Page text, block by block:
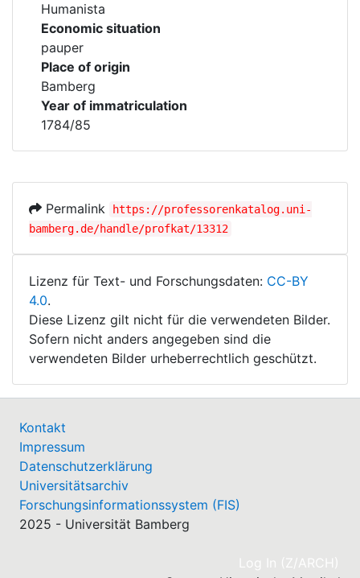
Humanista
Economic situation
pauper
Place of origin
Bamberg
Year of immatriculation
1784/85
Permalink
https://professorenkatalog.uni-
bamberg.de/handle/profkat/13312
Lizenz für Text- und Forschungsdaten: CC-BY
4.0.
Diese Lizenz gilt nicht für die verwendeten Bilder.
Sofern nicht anders angegeben sind die
verwendeten Bilder urheberrechtlich geschützt.
Kontakt
Impressum
Datenschutzerklärung
Universitätsarchiv
Forschungsinformationssystem (FIS)
2025 - Universität Bamberg
Log In (Z/ARCH)